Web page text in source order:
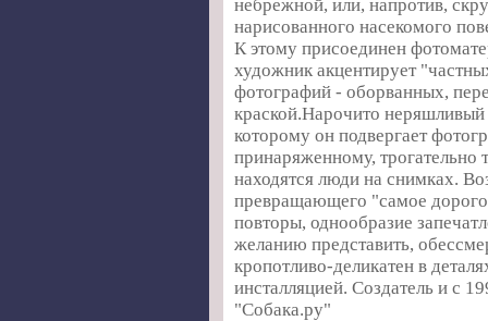
небрежной, или, напротив,
нарисованного насекомого
К этому присоединен
художник акцентирует
фотографий - оборванных,
краской.Нарочито
которому он подвергает
принаряженному,
находятся люди на снимках.
превращающего "самое
повторы, однообразие
желанию представить,
кропотливо-деликатен в
инсталляцией. Создатель и с
"Собака.ру"